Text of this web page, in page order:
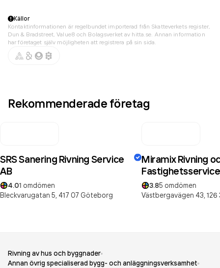
Källor
Kontaktinformationen är regelbundet importerad från Skatteverkets register,
Dun & Bradstreet, Value8 och Bolagsverket av hitta.se. Annan information
har företaget själv möjligheten att registrera på sin sida.
Rekommenderade företag
SRS Sanering Rivning Service
AB
4.01 omdömen
Bleckvarugatan 5, 417 07 Göteborg
Miramix Rivning
3.85 omdömen
Västbergavägen 43, 126
Rivning av hus och byggnader
Annan övrig specialiserad bygg- och anläggningsverksamhet